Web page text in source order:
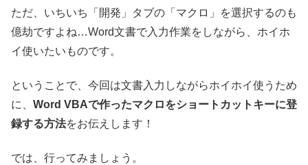
ただ、いちいち「開発」タブの「マクロ」を選択するのも
億劫ですよね…Word文書で入力作業をしながら、ホイホ
イ使いたいものです。
ということで、今回は文書入力しながらホイホイ使うため
に、 Word VBAで作ったマクロをショートカットキーに登
録する方法をお伝えします！
では、行ってみましょう。